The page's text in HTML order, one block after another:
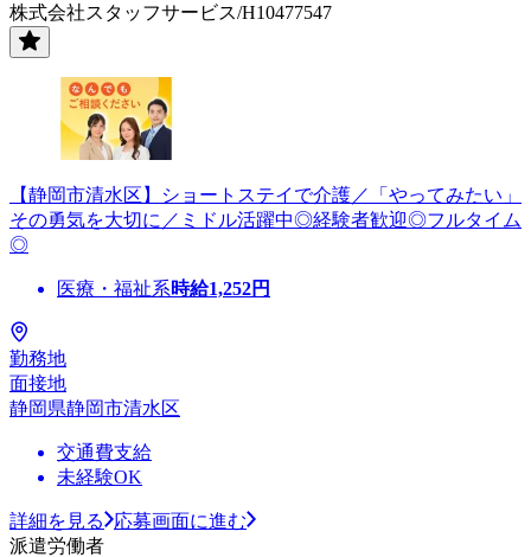
株式会社スタッフサービス/H10477547
【静岡市清水区】ショートステイで介護／「やってみたい」
その勇気を大切に／ミドル活躍中◎経験者歓迎◎フルタイム
◎
医療・福祉系時給1,252円
勤務地
面接地
静岡県静岡市清水区
交通費支給
未経験OK
詳細を見る
応募画面に進む
派遣労働者